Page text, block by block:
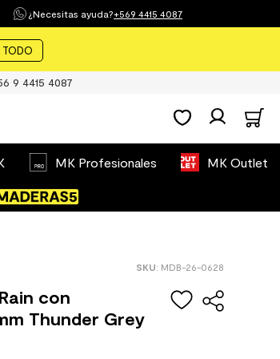
¿Necesitas ayuda?+569 4415 4087
TODO
9 4415 4087
MK Profesionales MK Outlet
: MDB-26-0628
con
Thunder Grey